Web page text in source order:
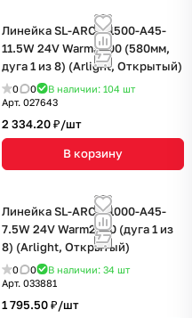
Линейка SL-ARC-D1500-A45-
11.5W 24V Warm3000 (580мм,
дуга 1 из 8) (Arlight, Открытый)
0 0 В наличии: 104 шт
Арт. 027643
2 334.20 ₽/шт
В корзину
Линейка SL-ARC-D1000-A45-
7.5W 24V Warm2700 (дуга 1 из
8) (Arlight, Открытый)
0 0 В наличии: 34 шт
Арт. 033881
1 795.50 ₽/шт